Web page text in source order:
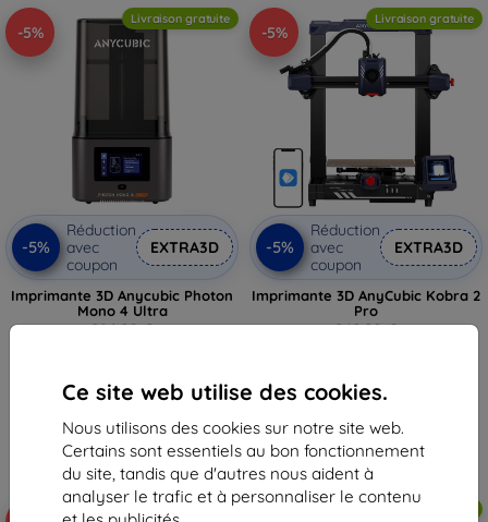
Ce site web utilise des cookies.
Nous utilisons des cookies sur notre site web.
Certains sont essentiels au bon fonctionnement
du site, tandis que d'autres nous aident à
analyser le trafic et à personnaliser le contenu
-5%
Livraison gratuite
-5%
Réduction
avec
coupon
EXTRA3D
Imprimante 3D Anycubic Photon
Mono 4 Ultra
286,90 €
En stock > 5 pièces
-5%
Livraison gratuite
-5%
Réduction
avec
coupon
EXTRA3D
Imprimante 3D AnyCubic Kobra 2
Pro
242,90 €
En stock > 5 pièces
Livraison gratuite